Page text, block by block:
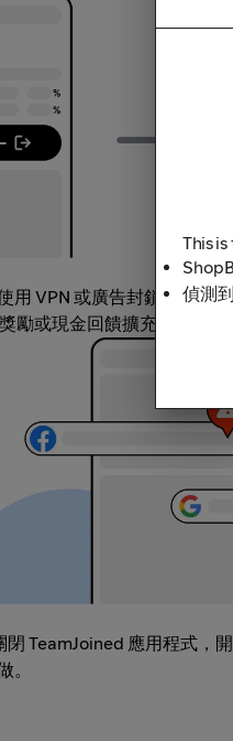
VPN 或廣告封鎖軟體，
勵或現金回饋擴充功能連結
TeamJoined 應用程式，
。
This
偵測